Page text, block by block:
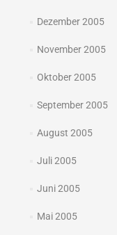
Dezember 2005
November 2005
Oktober 2005
September 2005
August 2005
Juli 2005
Juni 2005
Mai 2005